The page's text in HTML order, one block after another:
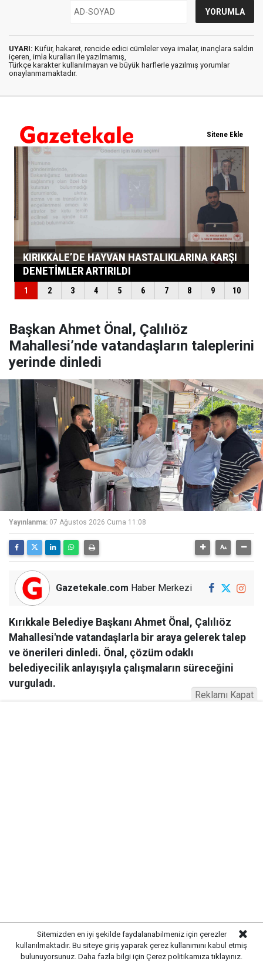
UYARI: Küfür, hakaret, rencide edici cümleler veya imalar, inançlara saldırı
içeren, imla kuralları ile yazılmamış,
Türkçe karakter kullanılmayan ve büyük harflerle yazılmış yorumlar
onaylanmamaktadır.
Başkan Ahmet Önal, Çalılıöz
Mahallesi’nde vatandaşların taleplerini
yerinde dinledi
Yayınlanma: 07 Ağustos 2026 Cuma 11:08
Gazetekale.com Haber Merkezi
Kırıkkale Belediye Başkanı Ahmet Önal, Çalılıöz
Mahallesi'nde vatandaşlarla bir araya gelerek talep
ve önerileri dinledi. Önal, çözüm odaklı
belediyecilik anlayışıyla çalışmaların süreceğini
vurguladı.
Sitemizden en iyi şekilde faydalanabilmeniz için çerezler
kullanılmaktadır. Bu siteye giriş yaparak çerez kullanımını kabul etmiş
bulunuyorsunuz. Daha fazla bilgi için Çerez politikamıza tıklayınız.
Reklamı Kapat